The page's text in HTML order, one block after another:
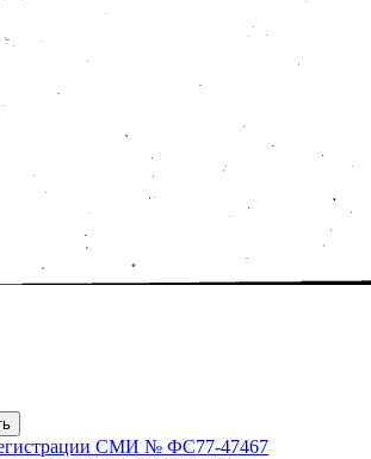
СМИ № ФС77-47467